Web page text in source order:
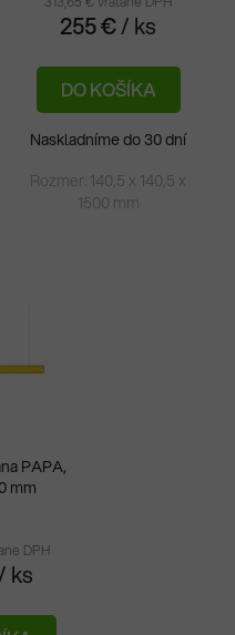
255 €/ ks
DO KOŠÍKA
Naskladníme do 30 dní
Rozmer: 140,5 x 140,5 x
1500 mm
PAPA,
mm
DPH
ks